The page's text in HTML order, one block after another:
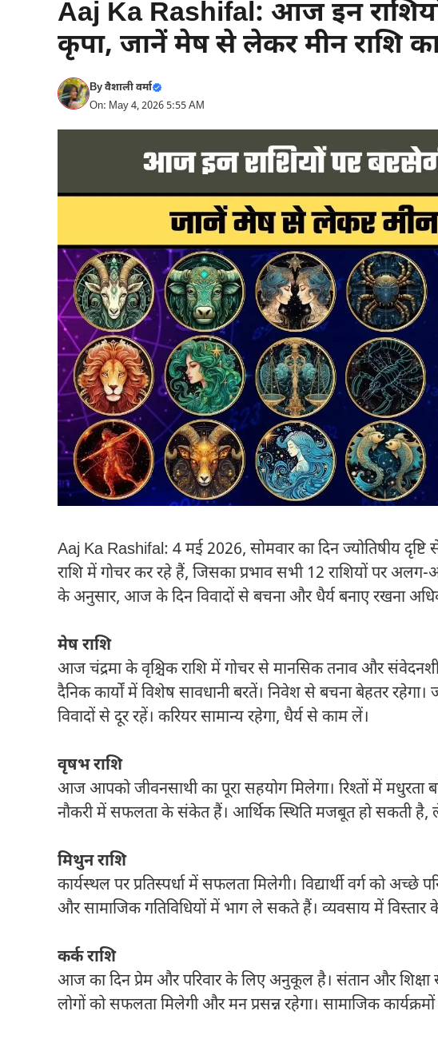
Aaj Ka Rashifal: आज इन
कृपा, जानें मेष से लेकर मीन राशि
Byवैशाली वर्मा
On: May 4, 2026 5:55 AM
Aaj Ka Rashifal: 4 मई 2026, सोमवार का दिन ज्योतिषीय दृष्टि
राशि में गोचर कर रहे हैं, जिसका प्रभाव सभी 12 राशियों पर
के अनुसार, आज के दिन विवादों से बचना और धैर्य बनाए रखना
मेष राशि
आज चंद्रमा के वृश्चिक राशि में गोचर से मानसिक तनाव और
दैनिक कार्यों में विशेष सावधानी बरतें। निवेश से बचना बेहतर
विवादों से दूर रहें। करियर सामान्य रहेगा, धैर्य से काम लें।
वृषभ राशि
आज आपको जीवनसाथी का पूरा सहयोग मिलेगा। रिश्तों में मधुरता
नौकरी में सफलता के संकेत हैं। आर्थिक स्थिति मजबूत हो सकती है,
मिथुन राशि
कार्यस्थल पर प्रतिस्पर्धा में सफलता मिलेगी। विद्यार्थी वर्ग को
और सामाजिक गतिविधियों में भाग ले सकते हैं। व्यवसाय में विस्तार
कर्क राशि
आज का दिन प्रेम और परिवार के लिए अनुकूल है। संतान और
लोगों को सफलता मिलेगी और मन प्रसन्न रहेगा। सामाजिक